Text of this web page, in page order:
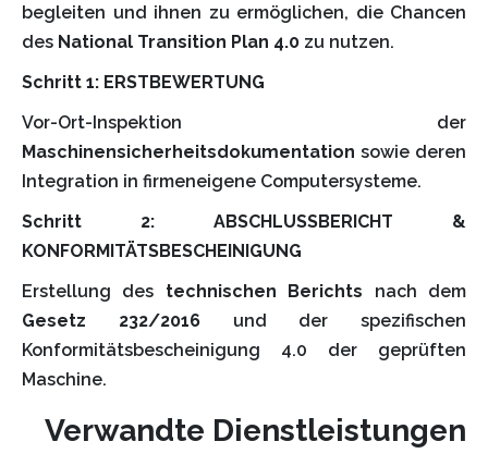
begleiten und ihnen zu ermöglichen, die Chancen
des National Transition Plan 4.0 zu nutzen.
Schritt 1: ERSTBEWERTUNG
Vor-Ort-Inspektion der
Maschinensicherheitsdokumentation sowie deren
Integration in firmeneigene Computersysteme.
Schritt 2: ABSCHLUSSBERICHT &
KONFORMITÄTSBESCHEINIGUNG
Erstellung des technischen Berichts nach dem
Gesetz 232/2016und der spezifischen
Konformitätsbescheinigung 4.0 der geprüften
Maschine.
Verwandte Dienstleistungen